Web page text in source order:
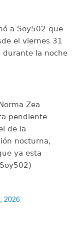
a Soy502 que
el viernes 31
durante la noche
Zea
pendiente
de la
nocturna,
ya esta
2026